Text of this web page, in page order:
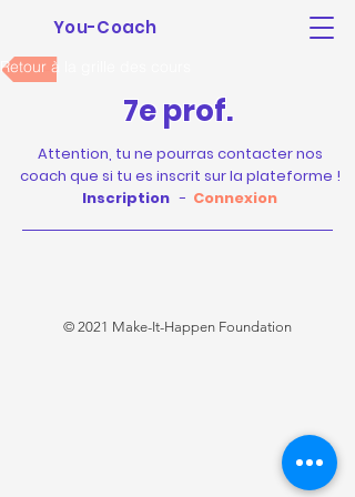
You-Coach
Retour à la grille des cours
7e prof.
Attention, tu ne pourras contacter nos
coach que si tu es inscrit sur la plateforme !
Inscription - Connexion
© 2021 Make-It-Happen Foundation